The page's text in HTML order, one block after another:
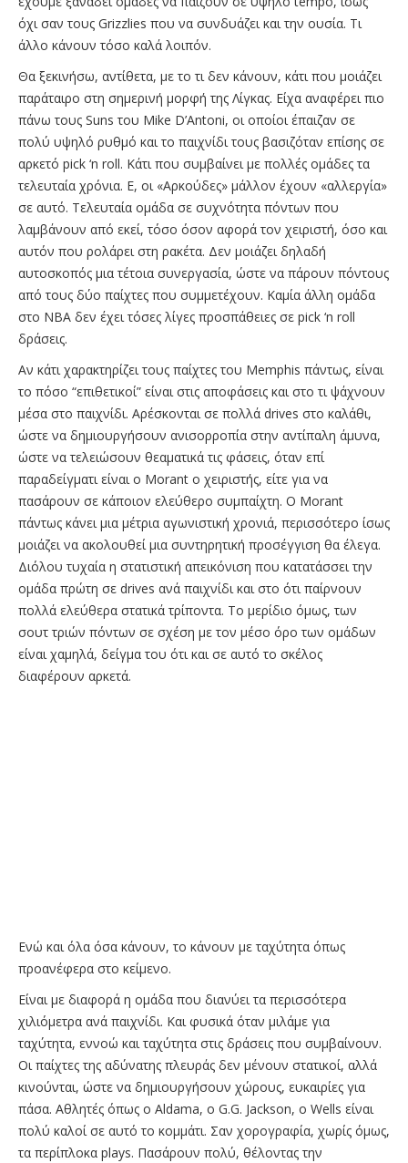
όχι σαν τους Grizzlies που να συνδυάζει και την ουσία. Τι
άλλο κάνουν τόσο καλά λοιπόν.
Θα ξεκινήσω, αντίθετα, με το τι δεν κάνουν, κάτι που μοιάζει
παράταιρο στη σημερινή μορφή της Λίγκας. Είχα αναφέρει πιο
πάνω τους Suns του Mike D’Antoni, οι οποίοι έπαιζαν σε
πολύ υψηλό ρυθμό και το παιχνίδι τους βασιζόταν επίσης σε
αρκετό pick ‘n roll. Κάτι που συμβαίνει με πολλές ομάδες τα
τελευταία χρόνια. Ε, οι «Αρκούδες» μάλλον έχουν «αλλεργία»
σε αυτό. Τελευταία ομάδα σε συχνότητα πόντων που
λαμβάνουν από εκεί, τόσο όσον αφορά τον χειριστή, όσο και
αυτόν που ρολάρει στη ρακέτα. Δεν μοιάζει δηλαδή
αυτοσκοπός μια τέτοια συνεργασία, ώστε να πάρουν πόντους
από τους δύο παίχτες που συμμετέχουν. Καμία άλλη ομάδα
στο ΝΒΑ δεν έχει τόσες λίγες προσπάθειες σε pick ‘n roll
δράσεις.
Αν κάτι χαρακτηρίζει τους παίχτες του Memphis πάντως, είναι
το πόσο “επιθετικοί” είναι στις αποφάσεις και στο τι ψάχνουν
μέσα στο παιχνίδι. Αρέσκονται σε πολλά drives στο καλάθι,
ώστε να δημιουργήσουν ανισορροπία στην αντίπαλη άμυνα,
ώστε να τελειώσουν θεαματικά τις φάσεις, όταν επί
παραδείγματι είναι ο Morant ο χειριστής, είτε για να
πασάρουν σε κάποιον ελεύθερο συμπαίχτη. Ο Morant
πάντως κάνει μια μέτρια αγωνιστική χρονιά, περισσότερο ίσως
μοιάζει να ακολουθεί μια συντηρητική προσέγγιση θα έλεγα.
Διόλου τυχαία η στατιστική απεικόνιση που κατατάσσει την
ομάδα πρώτη σε drives ανά παιχνίδι και στο ότι παίρνουν
πολλά ελεύθερα στατικά τρίποντα. Το μερίδιο όμως, των
σουτ τριών πόντων σε σχέση με τον μέσο όρο των ομάδων
είναι χαμηλά, δείγμα του ότι και σε αυτό το σκέλος
διαφέρουν αρκετά.
Ενώ και όλα όσα κάνουν, το κάνουν με ταχύτητα όπως
προανέφερα στο κείμενο.
Είναι με διαφορά η ομάδα που διανύει τα περισσότερα
χιλιόμετρα ανά παιχνίδι. Και φυσικά όταν μιλάμε για
ταχύτητα, εννοώ και ταχύτητα στις δράσεις που συμβαίνουν.
Οι παίχτες της αδύνατης πλευράς δεν μένουν στατικοί, αλλά
κινούνται, ώστε να δημιουργήσουν χώρους, ευκαιρίες για
πάσα. Αθλητές όπως ο Aldama, o G.G. Jackson, o Wells είναι
πολύ καλοί σε αυτό το κομμάτι. Σαν χορογραφία, χωρίς όμως,
τα περίπλοκα plays. Πασάρουν πολύ, θέλοντας την